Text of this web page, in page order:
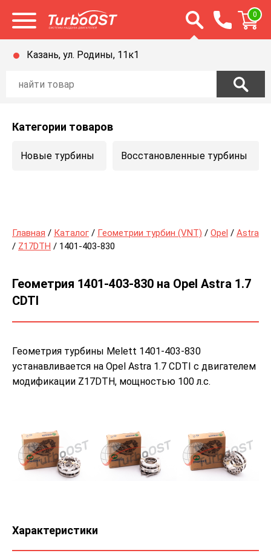
Открыть меню Открыть строку
0
Казань, ул. Родины, 11к1
Категории товаров
Новые турбины Восстановленные турбины
Главная / Каталог / Геометрии турбин (VNT) / Opel / Astra
/ Z17DTH / 1401-403-830
Геометрия 1401-403-830 на Opel Astra 1.7
CDTI
Геометрия турбины Melett 1401-403-830
устанавливается на Opel Astra 1.7 CDTI с двигателем
модификации Z17DTH, мощностью 100 л.с.
Характеристики